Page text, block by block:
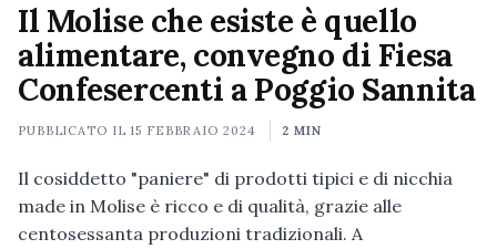
Il Molise che esiste è quello
alimentare, convegno di Fiesa
Confesercenti a Poggio Sannita
PUBBLICATO IL15 FEBBRAIO 2024 2 MIN
Il cosiddetto "paniere" di prodotti tipici e di nicchia
made in Molise è ricco e di qualità, grazie alle
centosessanta produzioni tradizionali. A